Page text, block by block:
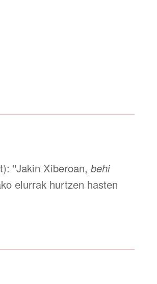
"Jakin Xiberoan, behi
elurrak hurtzen hasten